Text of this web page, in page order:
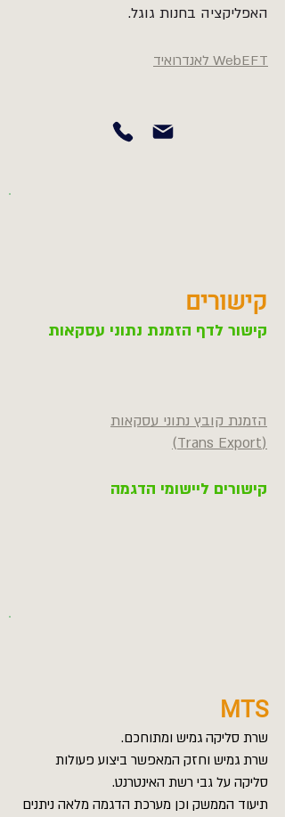
האפליקציה בחנות גוגל.
WebEFT לאנדרואיד
קישורים
קישור לדף הזמנת נתוני עסקאות
הזמנת קובץ נתוני עסקאות
(Trans Export)
קישורים ליישומי הדגמה
MTS
שרת סליקה גמיש ומתוחכם.
שרת גמיש וחזק המאפשר ביצוע פעולות
סליקה על גבי רשת האינטרנט.
תיעוד הממשק וכן מערכת הדגמה מלאה ניתנים